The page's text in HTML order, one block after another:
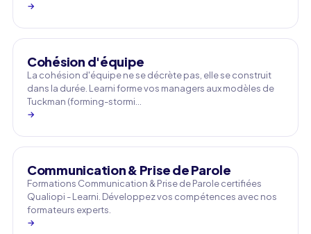
→
Cohésion d'équipe
La cohésion d'équipe ne se décrète pas, elle se construit
dans la durée. Learni forme vos managers aux modèles de
Tuckman (forming-stormi…
→
Communication & Prise de Parole
Formations Communication & Prise de Parole certifiées
Qualiopi - Learni. Développez vos compétences avec nos
formateurs experts.
→